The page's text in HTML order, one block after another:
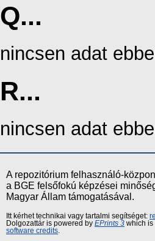
Q...
nincsen adat
R...
nincsen adat
A repozitórium felhasználó-
a BGE felsőfokú képzései
Magyar Állam támogatásával.
Itt kérhet technikai vagy tartalmi segítséget:
Dolgozattár is powered by EPrints 3 which is
software credits